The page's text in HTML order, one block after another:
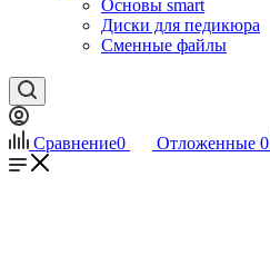
Основы smart
Диски для педикюра
Сменные файлы
Сравнение0 Отложенные 0